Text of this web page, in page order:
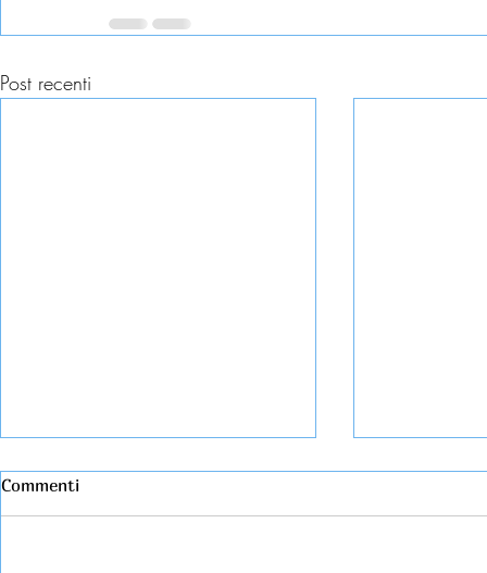
Post recenti
Commenti